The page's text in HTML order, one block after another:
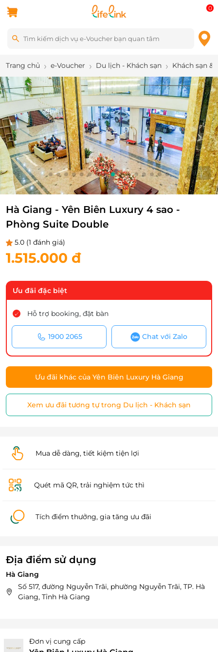
0
Trang chủ e-Voucher Du lịch - Khách sạn Khách sạn &
9/16
Hà Giang - Yên Biên Luxury 4 sao -
Phòng Suite Double
5.0 (1 đánh giá)
1.515.000 đ
Ưu đãi đặc biệt
Hỗ trợ booking, đặt bàn
1900 2065 Chat với Zalo
Ưu đãi khác của Yên Biên Luxury Hà Giang
Xem ưu đãi tương tự trong Du lịch - Khách sạn
Mua dễ dàng, tiết kiệm tiện lợi
Quét mã QR, trải nghiệm tức thì
Tích điểm thưởng, gia tăng ưu đãi
Địa điểm sử dụng
Hà Giang
Số 517, đường Nguyễn Trãi, phường Nguyễn Trãi, TP. Hà
Giang, Tỉnh Hà Giang
Đơn vị cung cấp